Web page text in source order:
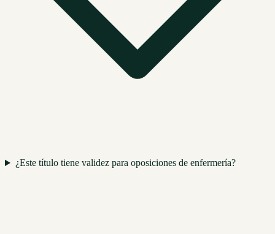
¿Este título tiene validez para oposiciones de enfermería?